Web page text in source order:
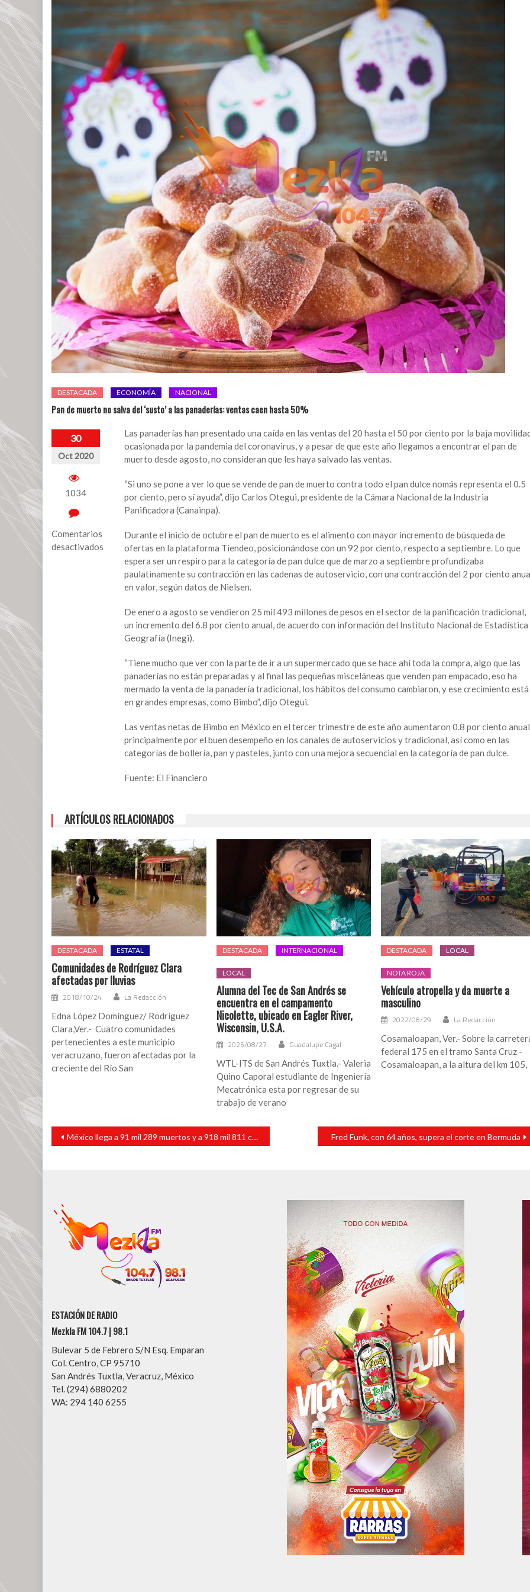
DESTACADA ECONOMÍA NACIONAL
Pan de muerto no salva del ‘susto’ a las panaderías: ventas caen hasta 50%
30
Oct 2020
1034
Comentarios
desactivados
Las panaderías han presentado una caída en las ventas del 20 hasta el 50 por ciento por la baja
ocasionada por la pandemia del coronavirus, y a pesar de que este año llegamos a encontrar el pan de
muerto desde agosto, no consideran que les haya salvado las ventas.
“Si uno se pone a ver lo que se vende de pan de muerto contra todo el pan dulce nomás representa el 0.5
por ciento, pero sí ayuda”, dijo Carlos Otegui, presidente de la Cámara Nacional de la Industria
Panificadora (Canainpa).
Durante el inicio de octubre el pan de muerto es el alimento con mayor incremento de búsqueda de
ofertas en la plataforma Tiendeo, posicionándose con un 92 por ciento, respecto a septiembre. Lo que
espera ser un respiro para la categoría de pan dulce que de marzo a septiembre profundizaba
paulatinamente su contracción en las cadenas de autoservicio, con una contracción del 2 por ciento
en valor, según datos de Nielsen.
De enero a agosto se vendieron 25 mil 493 millones de pesos en el sector de la panificación tradicional,
un incremento del 6.8 por ciento anual, de acuerdo con información del Instituto Nacional de Estadística
Geografía (Inegi).
“Tiene mucho que ver con la parte de ir a un supermercado que se hace ahí toda la compra, algo que las
panaderías no están preparadas y al final las pequeñas misceláneas que venden pan empacado, eso ha
mermado la venta de la panadería tradicional, los hábitos del consumo cambiaron, y ese crecimiento está
en grandes empresas, como Bimbo”, dijo Otegui.
Las ventas netas de Bimbo en México en el tercer trimestre de este año aumentaron 0.8 por ciento
principalmente por el buen desempeño en los canales de autoservicios y tradicional, así como en las
categorías de bollería, pan y pasteles, junto con una mejora secuencial en la categoría de pan dulce.
Fuente: El Financiero
ARTÍCULOS RELACIONADOS
DESTACADA ESTATAL
Comunidades de Rodríguez Clara
afectadas por lluvias
2018/10/24 La Redacción
Edna López Domínguez/ Rodríguez
Clara,Ver.- Cuatro comunidades
pertenecientes a este municipio
veracruzano, fueron afectadas por la
creciente del Río San
DESTACADA INTERNACIONAL
LOCAL
Alumna del Tec de San Andrés se
encuentra en el campamento
Nicolette, ubicado en Eagler River,
Wisconsin, U.S.A.
2025/08/27 Guadalupe Cagal
WTL-ITS de San Andrés Tuxtla.- Valeria
Quino Caporal estudiante de Ingeniería
Mecatrónica esta por regresar de su
trabajo de verano
DESTACADA LOCAL
NOTA ROJA
Vehículo atropella y da muerte a
masculino
2022/08/29 La Redacción
Cosamaloapan, Ver.- Sobre la
federal 175 en el tramo Santa Cruz -
Cosamaloapan, a la altura del km 105,
Navegación
entradas
México llega a 91 mil 289 muertos y a 918 mil 811 casos confirmados de COVID-19 Fred Funk, con 64 años, supera el corte en Bermuda
ESTACIÓN DE RADIO
Mezkla FM 104.7 | 98.1
Bulevar 5 de Febrero S/N Esq. Emparan
Col. Centro, CP 95710
San Andrés Tuxtla, Veracruz, México
Tel. (294) 6880202
WA: 294 140 6255